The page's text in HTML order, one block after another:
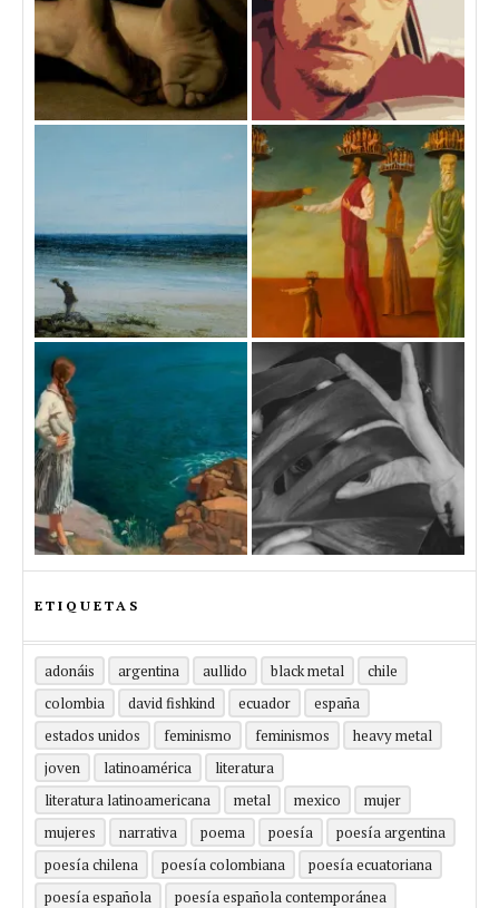
ETIQUETAS
adonáis argentina aullido black metal
chile
colombia
david fishkind ecuador
españa
estados unidos
feminismo feminismos
heavy metal
joven
latinoamérica
literatura
literatura latinoamericana
metal mexico
mujer
mujeres
narrativa poema poesía
poesía argentina
poesía chilena
poesía colombiana
poesía ecuatoriana
poesía española
poesía española contemporánea